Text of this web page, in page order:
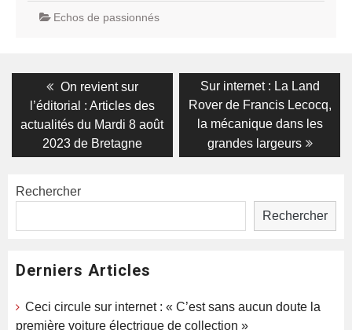
Echos de passionnés
Navigation
l’article
Previous
post:
On revient sur
l’éditorial : Articles des
actualités du Mardi 8 août
2023 de Bretagne
Next
post:
Sur internet : La Land
Rover de Francis Lecocq,
la mécanique dans les
grandes largeurs
Rechercher
Rechercher
Derniers Articles
Ceci circule sur internet : « C’est sans aucun doute la
première voiture électrique de collection »